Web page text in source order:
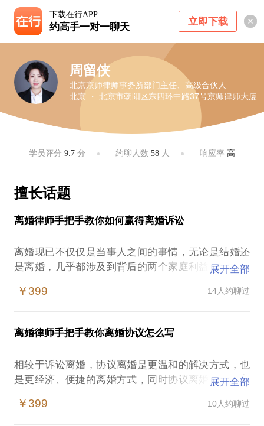
下载在行APP
约高手一对一聊天 立即下载
周留侠
北京京师律师事务所部门主任、高级合伙人
北京 ・ 北京市朝阳区东四环中路37号京师律师大厦
学员评分9.7 分 约聊人数 58人 响应率 高
擅长话题
离婚律师手把手教你如何赢得离婚诉讼
离婚现已不仅仅是当事人之间的事情，无论是结婚还
是离婚，几乎都涉及到背后的两个家庭利益，涉及到
离婚律师，见证了太多因为婚姻而纠缠不断的案例。
助，我会用我办理过500余起案件的成功经验与您分
享，包括司法实务中对于婚姻中婚姻关系解除、子女
的与您分享。通过我的分享会让您对遇到的问题有切
实可行的解决方案，带您走出婚姻方面遭遇的困境。
展开全部
￥399 14人约聊过
离婚律师手把手教你离婚协议怎么写
相较于诉讼离婚，协议离婚是更温和的解决方式，也
是更经济、便捷的离婚方式，同时协议离婚赋予双方
平衡都不失为双方结束婚姻关系的最好解决方式。
展开全部
￥399 10人约聊过